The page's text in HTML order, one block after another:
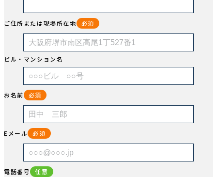
ご住所または現場所在地 必須
ビル・マンション名
お名前 必須
Eメール 必須
電話番号 任意